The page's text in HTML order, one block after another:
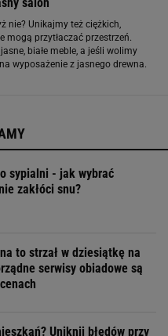
nie? Unikajmy też ciężkich,
mogą przytłaczać przestrzeń.
białe meble, a jeśli wolimy
wyposażenie z jasnego drewna.
salonu? Rośliny i dekoracje
sypialni - jak wybrać
zakłóci snu?
to strzał w dziesiątkę na
serwisy obiadowe są
Uniknij błędów przy